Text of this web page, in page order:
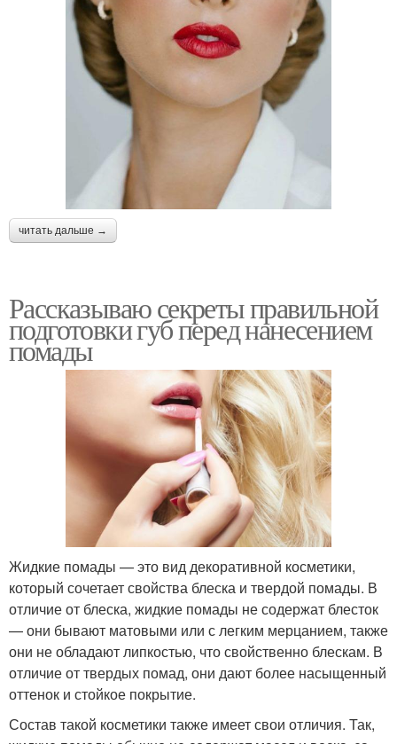
читать дальше →
Рассказываю секреты правильной
подготовки губ перед нанесением
помады
Жидкие помады — это вид декоративной косметики,
который сочетает свойства блеска и твердой помады. В
отличие от блеска, жидкие помады не содержат блесток
— они бывают матовыми или с легким мерцанием, также
они не обладают липкостью, что свойственно блескам. В
отличие от твердых помад, они дают более насыщенный
оттенок и стойкое покрытие.
Состав такой косметики также имеет свои отличия. Так,